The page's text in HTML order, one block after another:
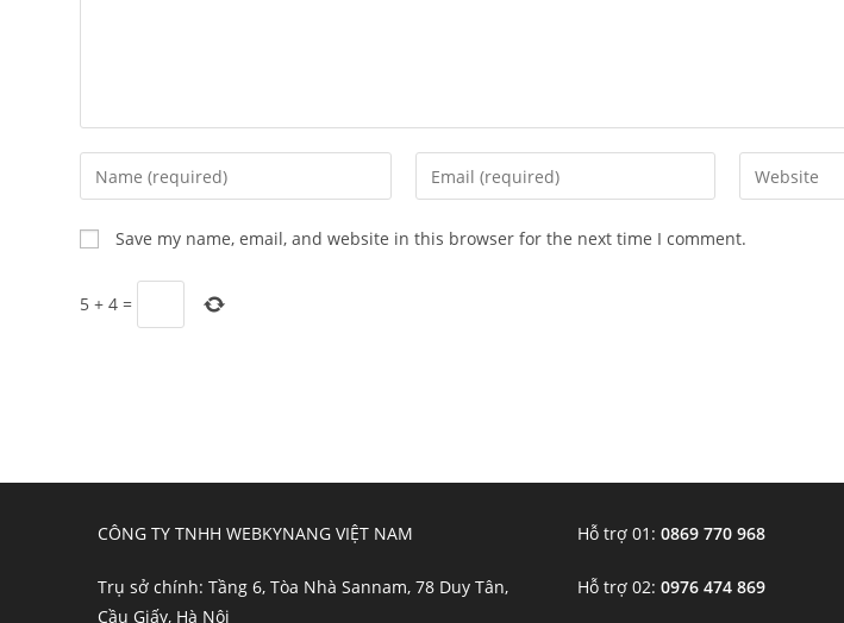
Enter
your
name
or
username
to
Enter
your
Enter
your
Save my name, email, and website in this browser for the next time I comment.
5 +4 =
CÔNG TY TNHH WEBKYNANG VIỆT NAM
Trụ sở chính: Tầng 6, Tòa Nhà Sannam, 78 Duy Tân,
Cầu Giấy, Hà Nội
Hỗ trợ 01:0869 770 968
Hỗ trợ 02:0976 474 869